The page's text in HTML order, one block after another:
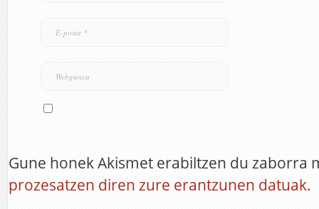
Gune honek Akismet erabiltzen du zaborra
prozesatzen diren zure erantzunen datuak.